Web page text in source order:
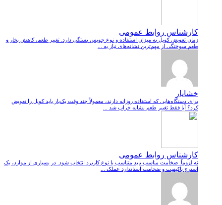
کارشناس روابط عمومی
زمان تعویض کویل به میزان استفاده و نوع جویس بستگی دارد. تغییر طعم، کاهش بخار و
طعم سوختگی از مهم‌ترین نشانه‌های نیاز به ...
خشایار
برای دستگاه‌هایی که استفاده روزانه دارند، معمولاً چند وقت یک‌بار باید کویل را تعویض
کرد؟ آیا فقط تغییر طعم نشانه خراب شد ...
کارشناس روابط عمومی
نه لزوماً. ضخامت مناسب باید متناسب با نوع کاربرد انتخاب شود. در بسیاری از موارد، یک
استرچ باکیفیت و ضخامت استاندارد عملک ...